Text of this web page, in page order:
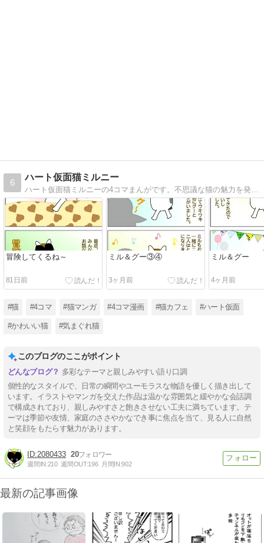
6
ハート仮面猫ミルニー
ハート仮面猫ミルニーの4コマまんがです。不思議な猫の魅力を発信していきたいと思います。
冒険してくるね～
81日前
ミル＆グー③④
3ヶ月前
ミル＆グー
4ヶ月前
#猫 #4コマ #猫マンガ #4コマ漫画 #猫カフェ #ハート仮面
#かわいい猫 #気まぐれ猫
このブログのここがポイント
多彩なテーマと親しみやすい語り口調
個性的なスタイルで、日常の瞬間やユーモラスな物語を優しく描き出して
います。イラストやマンガを交えた作品は温かな雰囲気と緩やかな会話調
で構成されており、親しみやすさと飽きさせない工夫に満ちています。テ
ーマは季節や友情、家庭のささやかなでき事に焦点を当て、見る人に自然
と笑顔をもたらす魅力があります。
2080433 20
週間IN:210 週間OUT:196 月間IN:902
最新の記事画像